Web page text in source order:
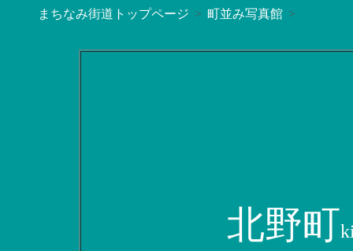
まちなみ街道トップページ 町並み写真館
北野町